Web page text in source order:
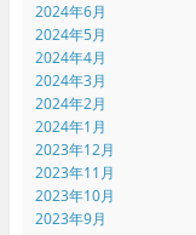
2024年6月
2024年5月
2024年4月
2024年3月
2024年2月
2024年1月
2023年12月
2023年11月
2023年10月
2023年9月